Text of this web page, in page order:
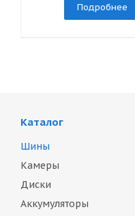
Подробнее
Каталог
Шины
Камеры
Диски
Аккумуляторы